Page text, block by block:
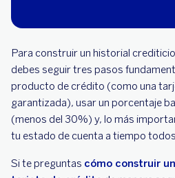
Para construir un historial
debes seguir tres pasos
producto de crédito (como una
garantizada), usar un porcentaje
(menos del 30%) y, lo más
tu estado de cuenta a tiempo
Si te preguntas cómo construir